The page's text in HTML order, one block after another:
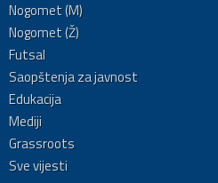
Nogomet (M)
Nogomet (Ž)
Futsal
Saopštenja za javnost
Edukacija
Mediji
Grassroots
Sve vijesti